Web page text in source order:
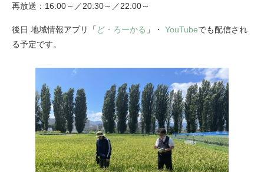
再放送：16:00～／20:30～／22:00～
後日 地域情報アプリ「 ど・ろーかる 」・ YouTubeでも配信され
る予定です。